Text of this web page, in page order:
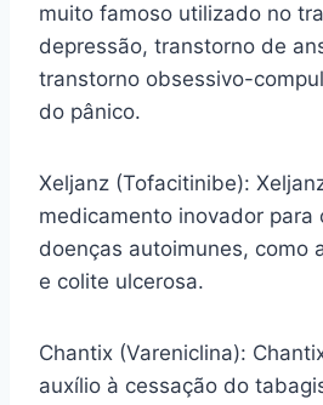
muito famoso utilizado no
depressão, transtorno de
transtorno obsessivo-
do pânico.
Xeljanz (Tofacitinibe):
medicamento inovador para
doenças autoimunes, como
e colite ulcerosa.
Chantix (Vareniclina):
auxílio à cessação do